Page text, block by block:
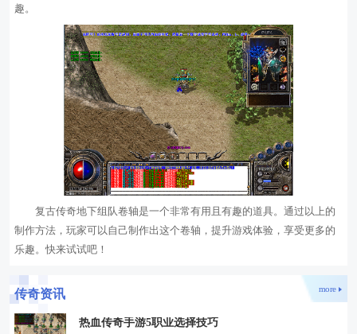
趣。
复古传奇地下组队卷轴是一个非常有用且有趣的道具。通过以上的
制作方法，玩家可以自己制作出这个卷轴，提升游戏体验，享受更多的
乐趣。快来试试吧！
传奇资讯 more
热血传奇手游5职业选择技巧